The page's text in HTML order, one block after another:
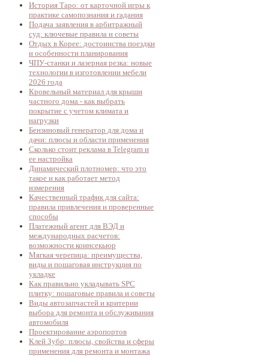
История Таро: от карточной игры к
практике самопознания и гадания
Подача заявления в арбитражный
суд: ключевые правила и советы
Отдых в Корее: достоинства поездки
и особенности планирования
ЧПУ-станки и лазерная резка: новые
технологии в изготовлении мебели
2026 года
Кровельный материал для крыши
частного дома - как выбрать
покрытие с учетом климата и
нагрузки
Бензиновый генератор для дома и
дачи: плюсы и области применения
Сколько стоит реклама в Telegram и
ее настройка
Динамический плотномер: что это
такое и как работает метод
измерения
Качественный трафик для сайта:
правила привлечения и проверенные
способы
Платежный агент для ВЭД и
международных расчетов:
возможности коинсекьюр
Мягкая черепица: преимущества,
виды и пошаговая инструкция по
укладке
Как правильно укладывать SPC
плитку: пошаговые правила и советы
Виды автозапчастей и критерии
выбора для ремонта и обслуживания
автомобиля
Проектирование аэропортов
Клей Зубр: плюсы, свойства и сферы
применения для ремонта и монтажа